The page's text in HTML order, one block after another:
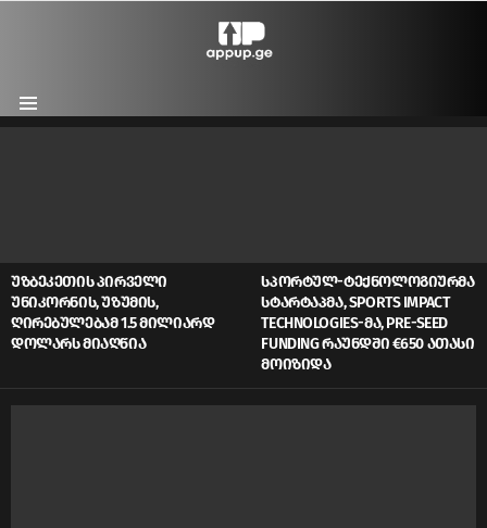
Menu
ᲣᲖᲑᲔᲙᲔᲗᲘᲡ ᲞᲘᲠᲕᲔᲚᲘ
ᲣᲜᲘᲙᲝᲠᲜᲘᲡ, ᲣᲖᲣᲛᲘᲡ,
ᲦᲘᲠᲔᲑᲣᲚᲔᲑᲐᲛ 1.5 ᲛᲘᲚᲘᲐᲠᲓ
ᲓᲝᲚᲐᲠᲡ ᲛᲘᲐᲦᲬᲘᲐ
ᲡᲞᲝᲠᲢᲣᲚ-ᲢᲔᲥᲜᲝᲚᲝᲒᲘᲣᲠᲛᲐ
ᲡᲢᲐᲠᲢᲐᲞᲛᲐ, SPORTS IMPACT
TECHNOLOGIES-ᲛᲐ, PRE-SEED
FUNDING ᲠᲐᲣᲜᲓᲨᲘ €650 ᲐᲗᲐᲡᲘ
ᲛᲝᲘᲖᲘᲓᲐ